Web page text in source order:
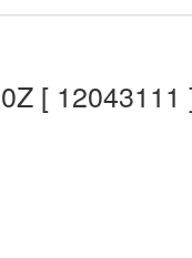
[ 12043111